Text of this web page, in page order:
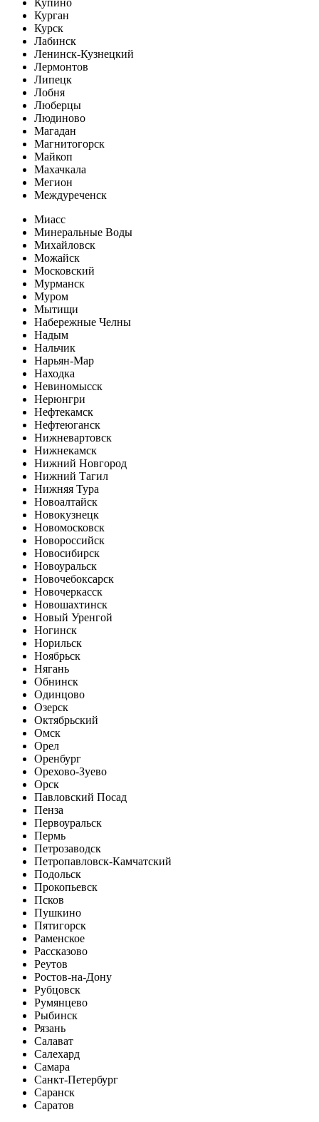
Курган
Курск
Лабинск
Ленинск-Кузнецкий
Лермонтов
Липецк
Лобня
Люберцы
Людиново
Магадан
Магнитогорск
Майкоп
Махачкала
Мегион
Междуреченск
Миасс
Минеральные Воды
Михайловск
Можайск
Московский
Мурманск
Муром
Мытищи
Набережные Челны
Надым
Нальчик
Нарьян-Мар
Находка
Невиномысск
Нерюнгри
Нефтекамск
Нефтеюганск
Нижневартовск
Нижнекамск
Нижний Новгород
Нижний Тагил
Нижняя Тура
Новоалтайск
Новокузнецк
Новомосковск
Новороссийск
Новосибирск
Новоуральск
Новочебоксарск
Новочеркасск
Новошахтинск
Новый Уренгой
Ногинск
Норильск
Ноябрьск
Нягань
Обнинск
Одинцово
Озерск
Октябрьский
Омск
Орел
Оренбург
Орехово-Зуево
Орск
Павловский Посад
Пенза
Первоуральск
Пермь
Петрозаводск
Петропавловск-Камчатский
Подольск
Прокопьевск
Псков
Пушкино
Пятигорск
Раменское
Рассказово
Реутов
Ростов-на-Дону
Рубцовск
Румянцево
Рыбинск
Рязань
Салават
Салехард
Самара
Санкт-Петербург
Саранск
Саратов